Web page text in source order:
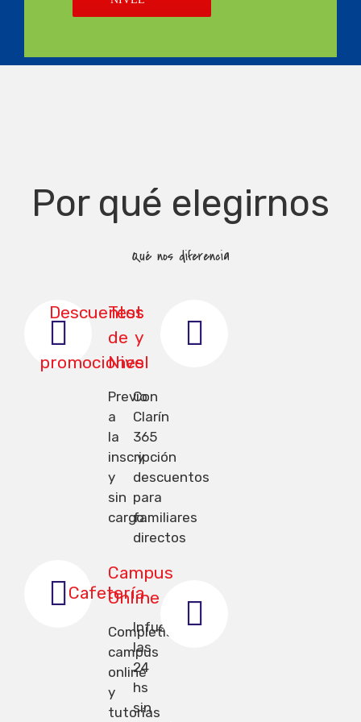
Por qué elegirnos
Qué nos diferencia
Test
de
Nivel
Previo
a
la
inscripción
y
sin
cargo.
Campus
Online
Completísimo
campus
online
y
tutorías
Descuentos
y
promociones
Con
Clarín
365
y
descuentos
para
familiares
directos
Cafetería
Infusiones
las
24
hs
sin